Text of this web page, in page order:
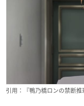
引用：『鴨乃橋ロンの禁断推